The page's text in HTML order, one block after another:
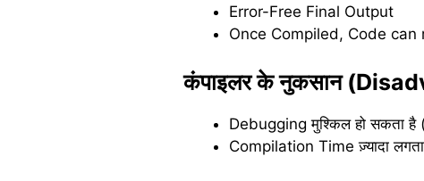
Error-Free Final Output
Once Compiled, Code
कंपाइलर के नुकसान (
Debugging मुश्किल हो सकता है
Compilation Time ज़्यादा